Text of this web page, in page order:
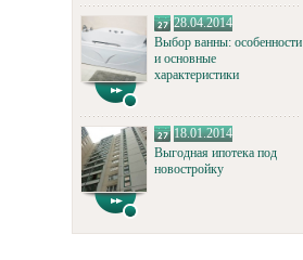
28.04.2014
Выбор ванны: особенности
и основные
характеристики
18.01.2014
Выгодная ипотека под
новостройку